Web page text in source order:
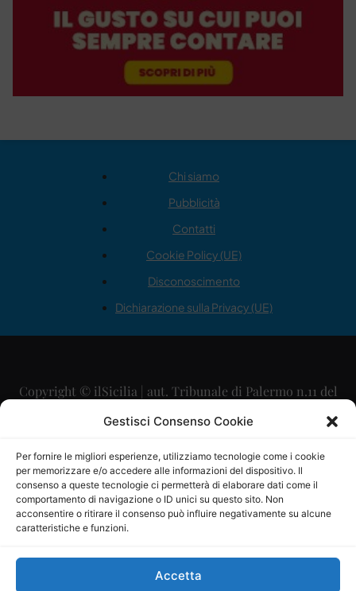
Gestisci Consenso Cookie
Per fornire le migliori esperienze, utilizziamo tecnologie come i cookie
per memorizzare e/o accedere alle informazioni del dispositivo. Il
consenso a queste tecnologie ci permetterà di elaborare dati come il
comportamento di navigazione o ID unici su questo sito. Non
acconsentire o ritirare il consenso può influire negativamente su alcune
caratteristiche e funzioni.
Accetta
Chi siamo
Pubblicità
Contatti
Cookie Policy (UE)
Disconoscimento
Dichiarazione sulla Privacy (UE)
Copyright © ilSicilia | aut. Tribunale di Palermo n.11 del
29/09/2015
Direttore Editoriale: Maurizio Scaglione
Direttore Responsabile: Maria Calabrese
P.IVA: 06334930820